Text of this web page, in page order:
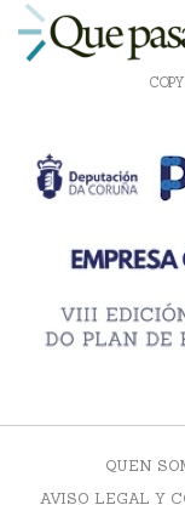
QUEN
AVISO LEGAL Y